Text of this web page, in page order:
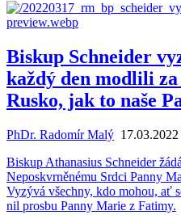
Biskup Schneider
každý den modlili
Rusko, jak to naše
PhDr. Radomír Malý 17.03.2022
Bis­kup Atha­na­sius Schne­i­der
Ne­po­sk­vr­ně­né­mu Srdci Panny
Vy­zý­vá všech­ny, kdo mohou, ať
nil prosbu Panny Marie z Fa­ti­my.